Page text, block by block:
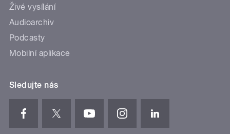
Živé vysílání
Audioarchiv
Podcasty
Mobilní aplikace
Sledujte nás